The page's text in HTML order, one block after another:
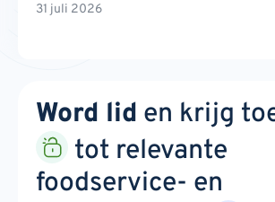
31 juli 2026
Word lid en krijg
tot relevante
foodservice- en